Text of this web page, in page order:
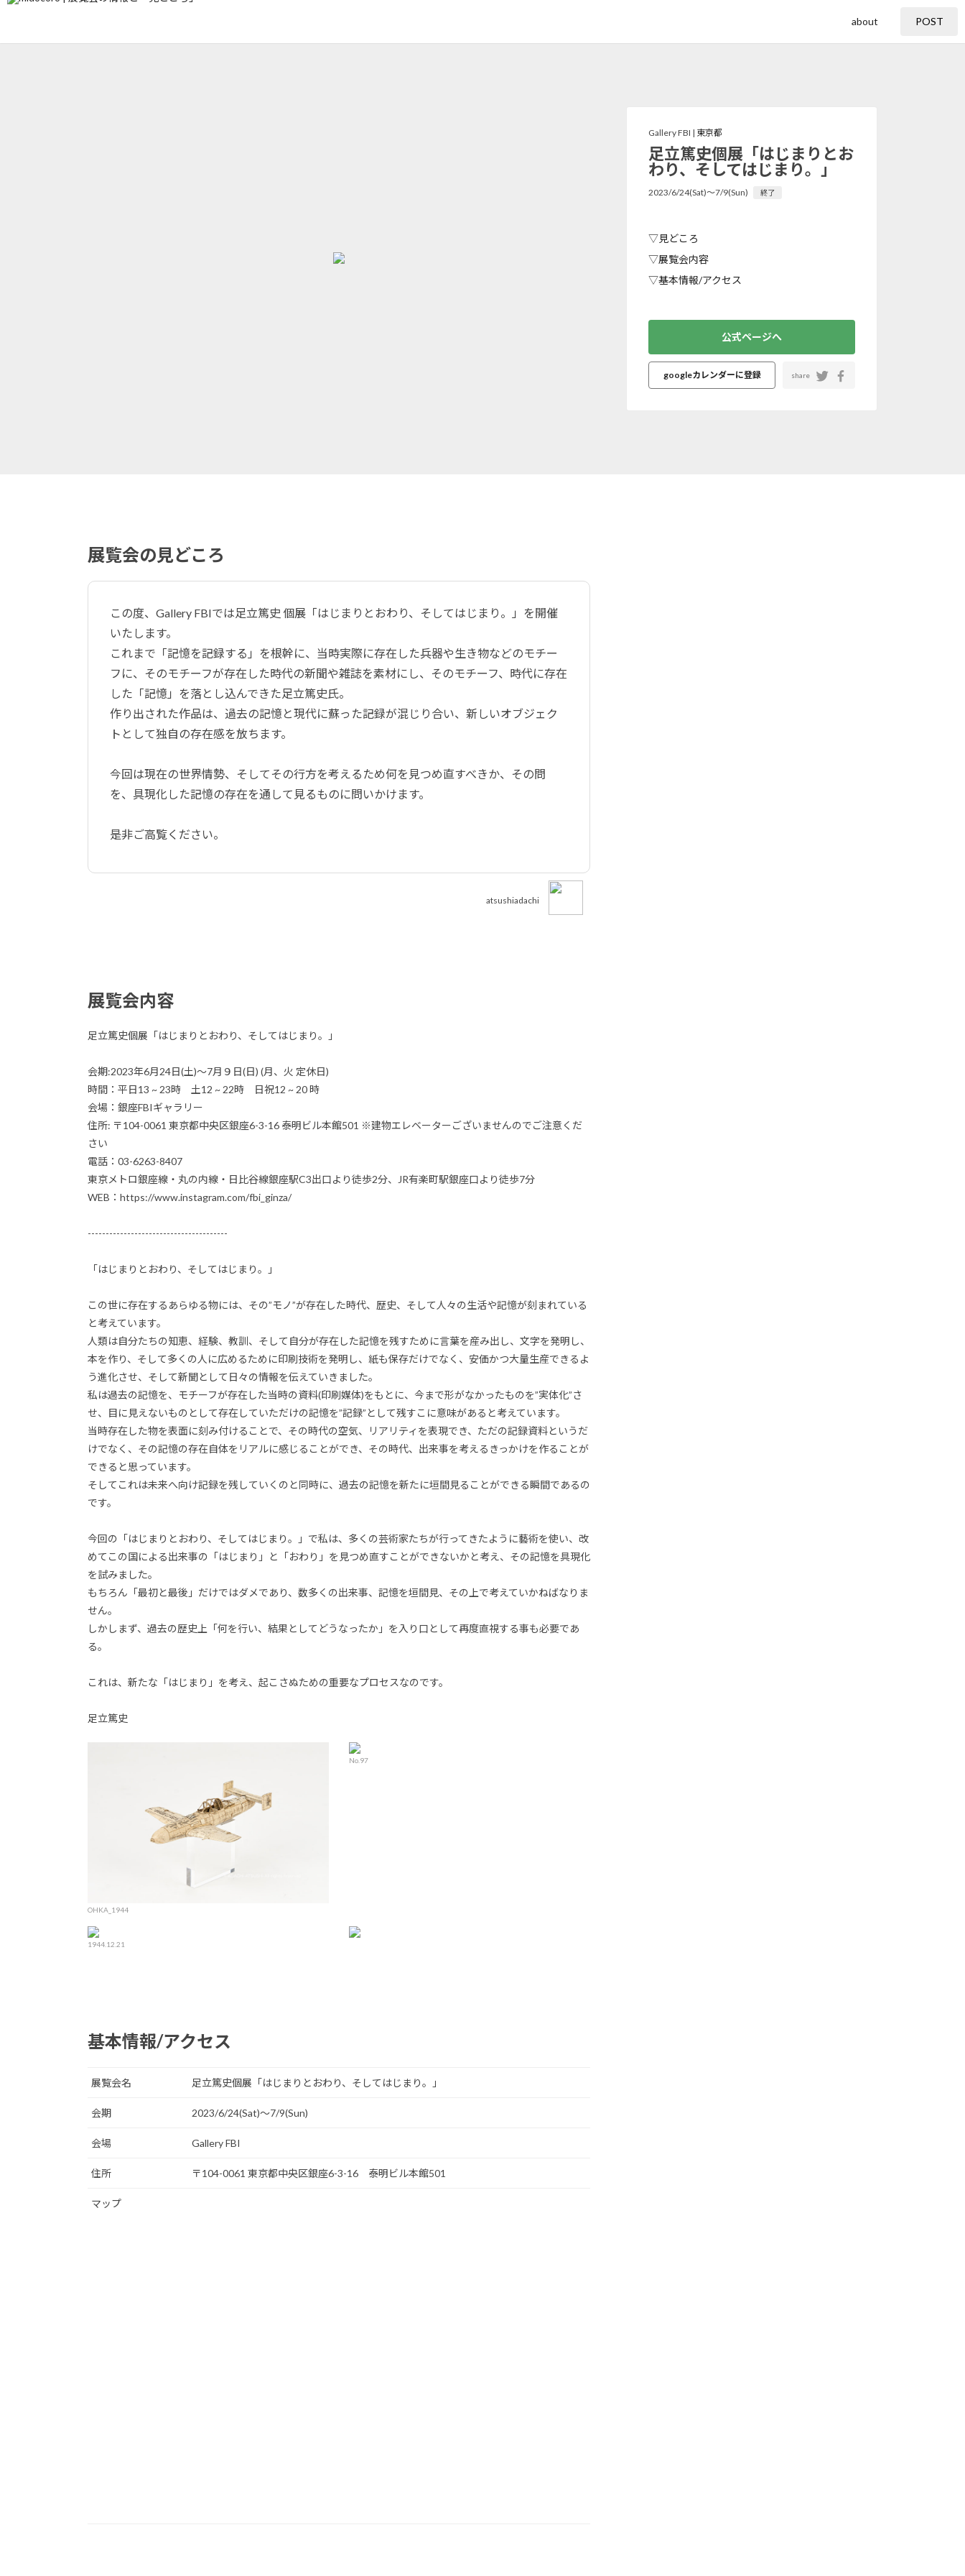
about POST
Gallery FBI | 東京都
足立篤史個展「はじまりとお
わり、そしてはじまり。」
2023/6/24(Sat)〜7/9(Sun) 終了
▽見どころ
▽展覧会内容
▽基本情報/アクセス
公式ページへ
googleカレンダーに登録 share
展覧会の見どころ
この度、Gallery FBIでは足立篤史 個展「はじまりとおわり、そしてはじまり。」を開催
いたします。
これまで「記憶を記録する」を根幹に、当時実際に存在した兵器や生き物などのモチー
フに、そのモチーフが存在した時代の新聞や雑誌を素材にし、そのモチーフ、時代に存在
した「記憶」を落とし込んできた足立篤史氏。
作り出された作品は、過去の記憶と現代に蘇った記録が混じり合い、新しいオブジェク
トとして独自の存在感を放ちます。
今回は現在の世界情勢、そしてその行方を考えるため何を見つめ直すべきか、その問
を、具現化した記憶の存在を通して見るものに問いかけます。
是非ご高覧ください。
atsushiadachi
展覧会内容
足立篤史個展「はじまりとおわり、そしてはじまり。」
会期:2023年6月24日(土)〜7月９日(日) (月、火 定休日)
時間：平日13 ~ 23時 土12 ~ 22時 日祝12 ~ 20 時
会場：銀座FBIギャラリー
住所: 〒104-0061 東京都中央区銀座6-3-16 泰明ビル本館501 ※建物エレベーターございませんのでご注意くだ
さい
電話：03-6263-8407
東京メトロ銀座線・丸の内線・日比谷線銀座駅C3出口より徒歩2分、JR有楽町駅銀座口より徒歩7分
WEB：https://www.instagram.com/fbi_ginza/
---------------------------------------
「はじまりとおわり、そしてはじまり。」
この世に存在するあらゆる物には、その”モノ”が存在した時代、歴史、そして人々の生活や記憶が刻まれている
と考えています。
人類は自分たちの知恵、経験、教訓、そして自分が存在した記憶を残すために言葉を産み出し、文字を発明し、
本を作り、そして多くの人に広めるために印刷技術を発明し、紙も保存だけでなく、安価かつ大量生産できるよ
う進化させ、そして新聞として日々の情報を伝えていきました。
私は過去の記憶を、モチーフが存在した当時の資料(印刷媒体)をもとに、今まで形がなかったものを”実体化”さ
せ、目に見えないものとして存在していただけの記憶を”記録”として残すこに意味があると考えています。
当時存在した物を表面に刻み付けることで、その時代の空気、リアリティを表現でき、ただの記録資料というだ
けでなく、その記憶の存在自体をリアルに感じることができ、その時代、出来事を考えるきっかけを作ることが
できると思っています。
そしてこれは未来へ向け記録を残していくのと同時に、過去の記憶を新たに垣間見ることができる瞬間であるの
です。
今回の「はじまりとおわり、そしてはじまり。」で私は、多くの芸術家たちが行ってきたように藝術を使い、改
めてこの国による出来事の「はじまり」と「おわり」を見つめ直すことができないかと考え、その記憶を具現化
を試みました。
もちろん「最初と最後」だけではダメであり、数多くの出来事、記憶を垣間見、その上で考えていかねばなりま
せん。
しかしまず、過去の歴史上「何を行い、結果としてどうなったか」を入り口として再度直視する事も必要であ
る。
これは、新たな「はじまり」を考え、起こさぬための重要なプロセスなのです。
足立篤史
OHKA_1944
No.97
1944.12.21
基本情報/アクセス
展覧会名 足立篤史個展「はじまりとおわり、そしてはじまり。」
会期 2023/6/24(Sat)〜7/9(Sun)
会場 Gallery FBI
住所 〒104-0061 東京都中央区銀座6-3-16 泰明ビル本館501
マップ